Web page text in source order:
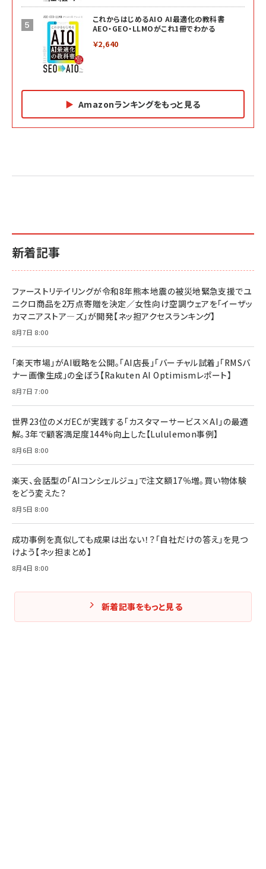
これからはじめるAIO AI最適化の教科書
AEO・GEO・LLMOがこれ1冊でわかる
￥2,640
Amazonランキングをもっと見る
2億円を売り上げたプロが教える note×AI 最強の
小さな会社は戦略が9割
￥1,815
マーケティングの真実 P&G・グリコで学んだ失敗
￥2,200
anan(アンアン)2026/07/01号 No.2501[魅せる
anan(アンアン)2026/06/24号 No.2500増刊
anan(アンアン)2026/07/08号 No.2502[2026
年後半、あなたの恋と運命／山田涼介]
￥880
ママ投資家が育休中に１億貯めた株式投資
￥1,870
￥1,980
ベインキャピタル 企業価値向上力の秘密
ルな本質」
￥2,750
フィードバック経営 「沈黙の組織」から「高め合う
Amazonランキングをもっと見る
新着記事
ファーストリテイリングが令和8年熊本地震の被災地緊急支援でユ
ニクロ商品を2万点寄贈を決定／女性向け空調ウェアを「イーザッ
カマニアストア―ズ」が開発【ネッ担アクセスランキング】
8月7日 8:00
「楽天市場」がAI戦略を公開。「AI店長」「バーチャル試着」「RMSバ
ナー画像生成」の全ぼう【Rakuten AI Optimismレポート】
8月7日 7:00
世界23位のメガECが実践する「カスタマーサービス×AI」の最適
解。3年で顧客満足度144%向上した【Lululemon事例】
8月6日 8:00
楽天、会話型の「AIコンシェルジュ」で注文額17％増。買い物体験
をどう変えた？
8月5日 8:00
成功事例を真似しても成果は出ない！？「自社だけの答え」を見つ
けよう【ネッ担まとめ】
8月4日 8:00
新着記事をもっと見る